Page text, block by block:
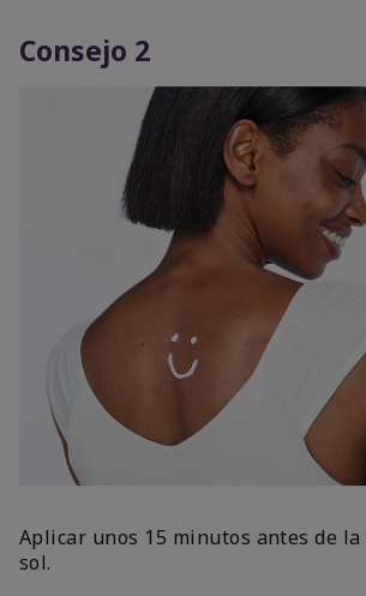
Consejo 2
Aplicar unos 15 minutos antes de la
sol.